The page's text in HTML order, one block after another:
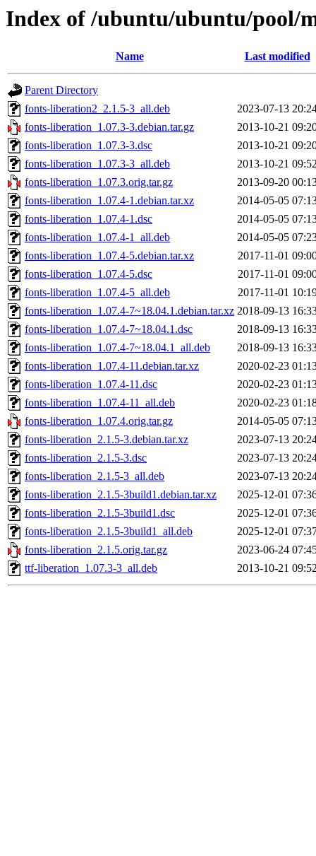
Index of /ubuntu/ubuntu/pool/
Name Last modified
Parent Directory
fonts-liberation2_2.1.5-3_all.deb
2023-07-13
fonts-liberation_1.07.3-3.debian.tar.gz
2013-10-21
fonts-liberation_1.07.3-3.dsc
2013-10-21
fonts-liberation_1.07.3-3_all.deb
2013-10-21
fonts-liberation_1.07.3.orig.tar.gz
2013-09-20
fonts-liberation_1.07.4-1.debian.tar.xz
2014-05-05
fonts-liberation_1.07.4-1.dsc
2014-05-05
fonts-liberation_1.07.4-1_all.deb
2014-05-05
fonts-liberation_1.07.4-5.debian.tar.xz
2017-11-01
fonts-liberation_1.07.4-5.dsc
2017-11-01
fonts-liberation_1.07.4-5_all.deb
2017-11-01
fonts-liberation_1.07.4-7~18.04.1.debian.tar.xz 2018-09-13
fonts-liberation_1.07.4-7~18.04.1.dsc
2018-09-13
fonts-liberation_1.07.4-7~18.04.1_all.deb
2018-09-13
fonts-liberation_1.07.4-11.debian.tar.xz
2020-02-23
fonts-liberation_1.07.4-11.dsc
2020-02-23
fonts-liberation_1.07.4-11_all.deb
2020-02-23
fonts-liberation_1.07.4.orig.tar.gz
2014-05-05
fonts-liberation_2.1.5-3.debian.tar.xz
2023-07-13
fonts-liberation_2.1.5-3.dsc
2023-07-13
fonts-liberation_2.1.5-3_all.deb
2023-07-13
fonts-liberation_2.1.5-3build1.debian.tar.xz
2025-12-01
fonts-liberation_2.1.5-3build1.dsc
2025-12-01
fonts-liberation_2.1.5-3build1_all.deb
2025-12-01
fonts-liberation_2.1.5.orig.tar.gz
2023-06-24
ttf-liberation_1.07.3-3_all.deb
2013-10-21